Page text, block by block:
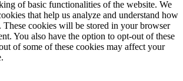
of basic functionalities of the website. We
that help us analyze and understand how
These cookies will be stored in your browser
You also have the option to opt-out of these
of some of these cookies may affect your